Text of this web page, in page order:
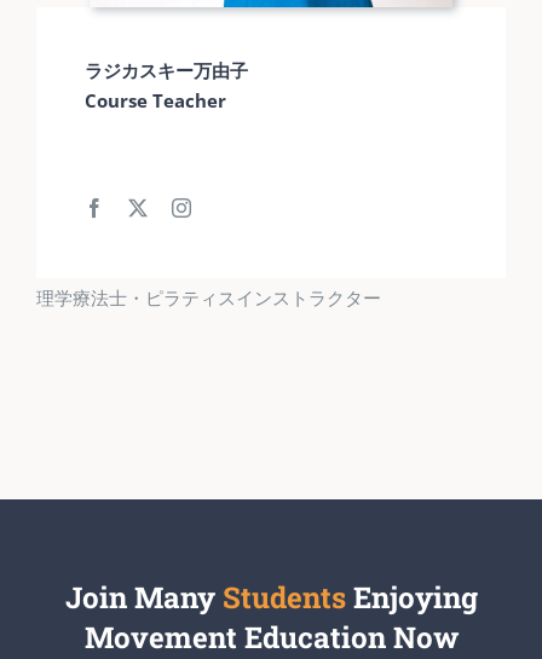
ラジカスキー万由子
Course Teacher
理学療法士・ピラティスインストラクター
Join ManyStudentsEnjoying
Movement Education Now